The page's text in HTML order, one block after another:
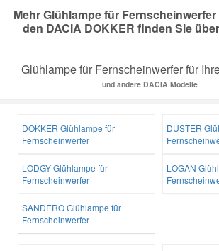
Mehr Glühlampe für
den DACIA DOKKER finden Sie
Glühlampe für Fernscheinwerfer für
und andere DACIA Modelle
DOKKER Glühlampe für
Fernscheinwerfer
DUSTER
LODGY Glühlampe für
Fernscheinwerfer
LOGAN
SANDERO Glühlampe für
Fernscheinwerfer
Kia Ersatzteile
Mazda Ersatzteile
Mercedes Ersatzteile
Mini Ersatzteile
Mitsubishi Ersatzteile